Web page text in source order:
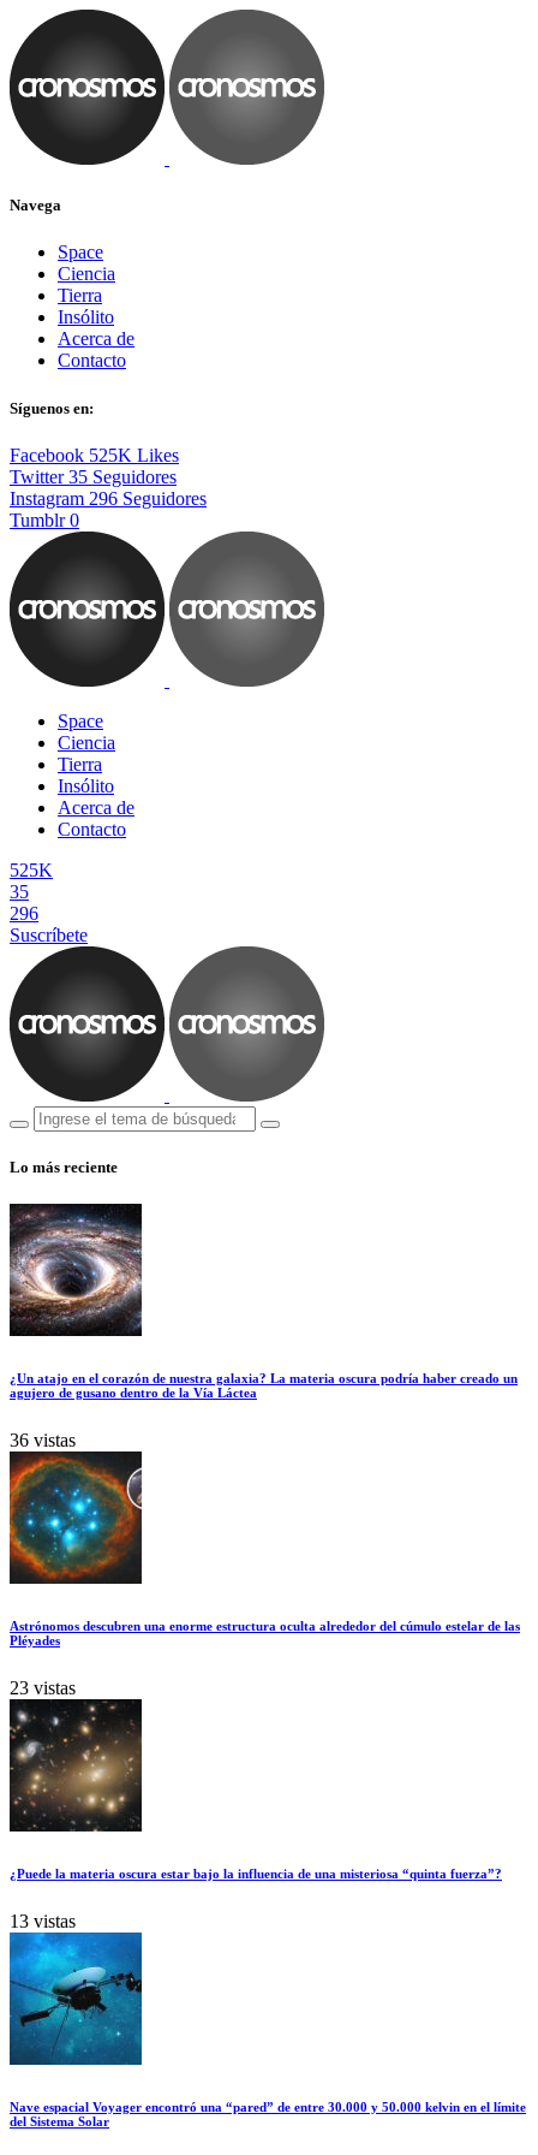
Navega
Space
Ciencia
Tierra
Insólito
Acerca de
Contacto
Síguenos en:
Facebook 525K Likes
Twitter 35 Seguidores
Instagram 296 Seguidores
Tumblr 0
Space
Ciencia
Tierra
Insólito
Acerca de
Contacto
525K
35
296
Suscríbete
Lo más reciente
¿Un atajo en el corazón de nuestra galaxia? La materia oscura podría haber creado un
agujero de gusano dentro de la Vía Láctea
36 vistas
Astrónomos descubren una enorme estructura oculta alrededor del cúmulo estelar de las
Pléyades
23 vistas
¿Puede la materia oscura estar bajo la influencia de una misteriosa “quinta fuerza”?
13 vistas
Nave espacial Voyager encontró una “pared” de entre 30.000 y 50.000 kelvin en el límite
del Sistema Solar